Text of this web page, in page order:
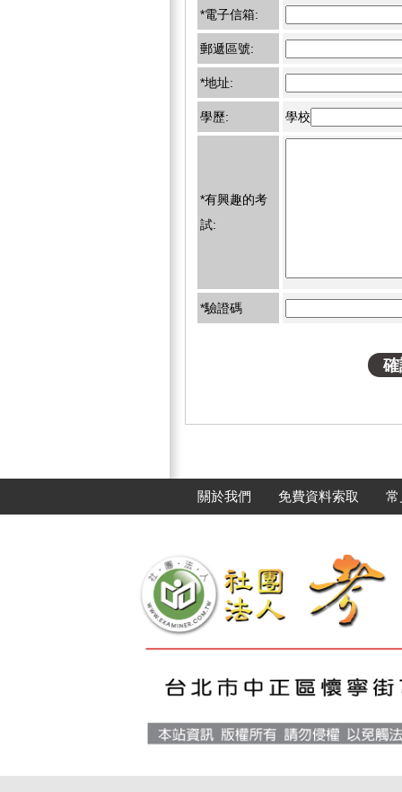
*電子信箱:
郵遞區號:
*地址:
學歷: 學校
*有興趣的考
試:
*驗證碼
關於我們 免費資料索取 常